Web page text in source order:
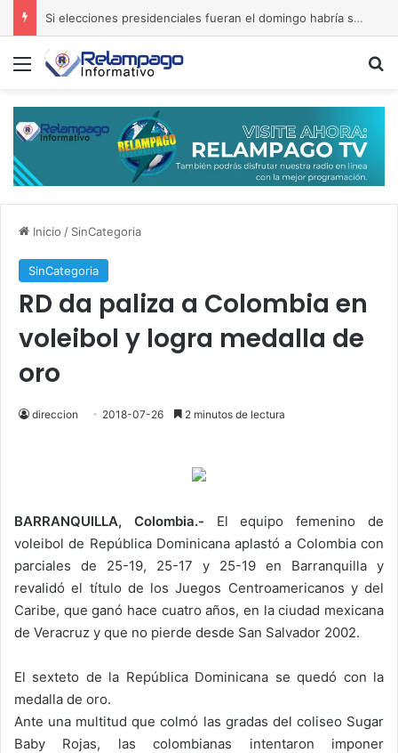
Si elecciones presidenciales fueran el domingo habría segunda ronda
Menú
Inicio / SinCategoria
SinCategoria
RD da paliza a Colombia en
voleibol y logra medalla de
oro
direccion 2018-07-26 2 minutos de lectura
BARRANQUILLA, Colombia.- El equipo femenino de
voleibol de República Dominicana aplastó a Colombia con
parciales de 25-19, 25-17 y 25-19 en Barranquilla y
revalidó el título de los Juegos Centroamericanos y del
Caribe, que ganó hace cuatro años, en la ciudad mexicana
de Veracruz y que no pierde desde San Salvador 2002.
El sexteto de la República Dominicana se quedó con la
medalla de oro.
Ante una multitud que colmó las gradas del coliseo Sugar
Baby Rojas, las colombianas intentaron imponer